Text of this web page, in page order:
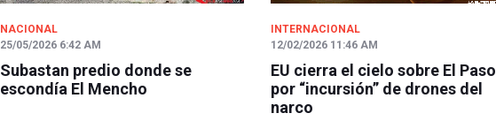
NACIONAL
25/05/2026 6:42 AM
Subastan predio donde se
escondía El Mencho
INTERNACIONAL
12/02/2026 11:46 AM
EU cierra el cielo sobre El Paso
por “incursión” de drones del
narco